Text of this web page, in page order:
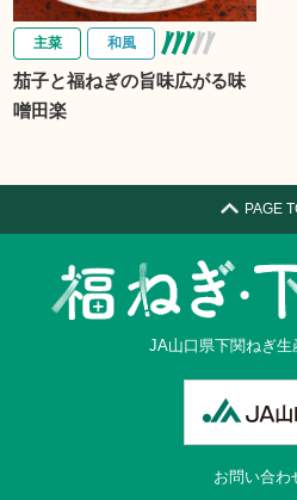
主菜 和風
茄子と福ねぎの旨味広がる味
噌田楽
PAGE
JA山口県下関ねぎ生
お問い合わ